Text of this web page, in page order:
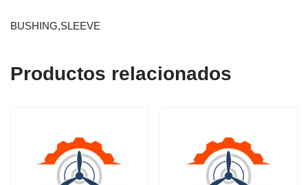
BUSHING,SLEEVE
Productos relacionados